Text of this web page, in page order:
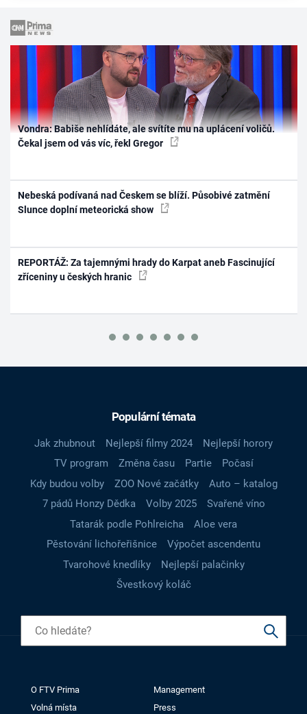
Vondra: Babiše nehlídáte, ale svítíte mu na uplácení voličů.
Čekal jsem od vás víc, řekl Gregor
Nebeská podívaná nad Českem se blíží. Působivé zatmění
Slunce doplní meteorická show
REPORTÁŽ: Za tajemnými hrady do Karpat aneb Fascinující
zříceniny u českých hranic
Populární témata
Jak zhubnout Nejlepší filmy 2024
Nejlepší horory
TV program
Změna času Partie
Počasí
Kdy budou volby
ZOO Nové začátky
Auto – katalog
7 pádů Honzy Dědka
Volby 2025
Svařené víno
Tatarák podle Pohlreicha
Aloe vera
Pěstování lichořeřišnice
Výpočet ascendentu
Tvarohové knedlíky
Nejlepší palačinky
Švestkový koláč
O FTV Prima
Management
Volná místa
Press